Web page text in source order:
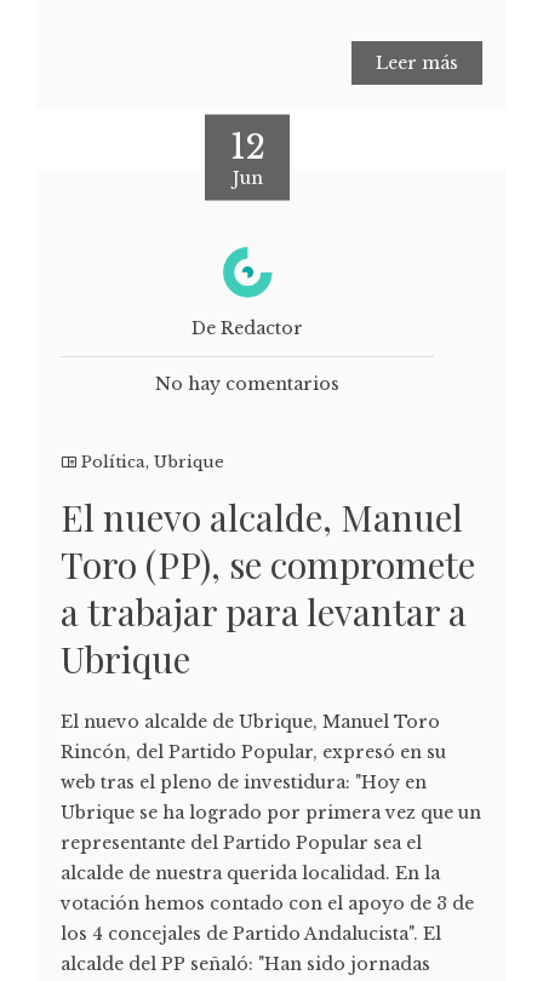
Leer más
12
Jun
De Redactor
No hay comentarios
Política, Ubrique
El nuevo alcalde, Manuel
Toro (PP), se compromete
a trabajar para levantar a
Ubrique
El nuevo alcalde de Ubrique, Manuel Toro
Rincón, del Partido Popular, expresó en su
web tras el pleno de investidura: "Hoy en
Ubrique se ha logrado por primera vez que un
representante del Partido Popular sea el
alcalde de nuestra querida localidad. En la
votación hemos contado con el apoyo de 3 de
los 4 concejales de Partido Andalucista". El
alcalde del PP señaló: "Han sido jornadas